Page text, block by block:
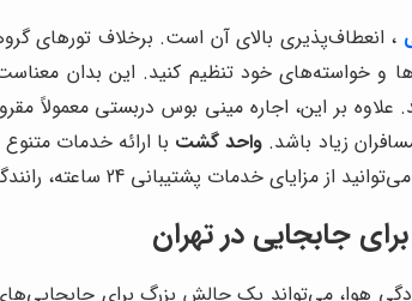
، انعطاف‌پذیری بالای آن است. برخلاف تورهای
و خواسته‌های خود تنظیم کنید. این بدان
بر این، اجاره مینی بوس دربستی معمولاً
زیاد باشد. واحد گشت با ارائه خدمات
از مزایای خدمات پشتیبانی 24 ساعته، رانندگان مجرب و حرفه‌ای، ناوگان مجهز و مدرن و قیمت‌های رقابتی بهره‌مند شوید.
جابجایی در تهران
هوا، می‌تواند یک چالش بزرگ برای